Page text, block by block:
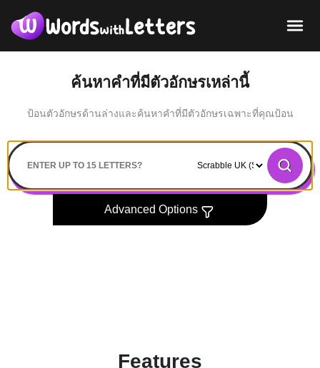
ค้นหาคำที่มีตัวอักษรเหล่านี้
ป้อนตัวอักษรด้านล่างและค้นหาคำที่มีตัวอักษรเฉพาะที่คุณป้อน
Search
Advanced Options
Features